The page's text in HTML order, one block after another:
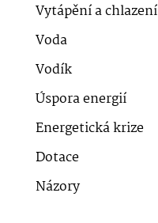
Vytápění a chlazení
Voda
Vodík
Úspora energií
Energetická krize
Dotace
Názory